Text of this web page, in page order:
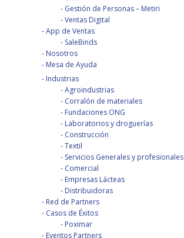
Gestión de Personas – Metiri
Ventas Digital
App de Ventas
SaleBinds
Nosotros
Mesa de Ayuda
Industrias
Agroindustrias
Corralón de materiales
Fundaciones ONG
Laboratorios y droguerías
Construcción
Textil
Servicios Generales y profesionales
Comercial
Empresas Lácteas
Distribuidoras
Red de Partners
Casos de Éxitos
Poximar
Eventos Partners